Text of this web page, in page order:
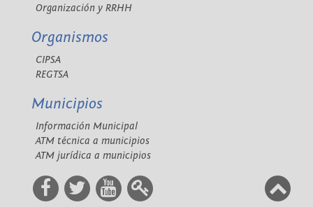
Organización y RRHH
Organismos
CIPSA
REGTSA
Municipios
Información Municipal
ATM técnica a municipios
ATM jurídica a municipios